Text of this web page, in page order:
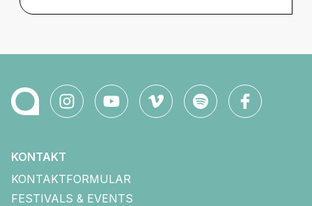
KONTAKT
KONTAKTFORMULAR
FESTIVALS & EVENTS